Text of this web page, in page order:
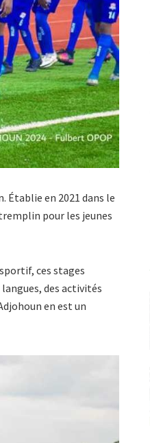
Établie en 2021 dans le
pour les jeunes
ces stages
des activités
en est un